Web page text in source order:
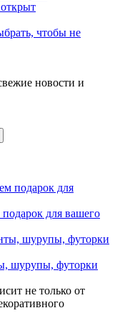
чтобы не
новости и
для вашего
шурупы, футорки
не только от